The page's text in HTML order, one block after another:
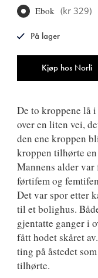
Ebok (kr 329)
Kjøp hos Norli
På lager
De to kroppene lå
over en liten vei,
den ene kroppen
kroppen tilhørte
Mannens alder
førtifem og
Det var spor etter
til et bolighus.
gjentatte ganger i
fått hodet skåret
ting på åstedet
tilhørte.